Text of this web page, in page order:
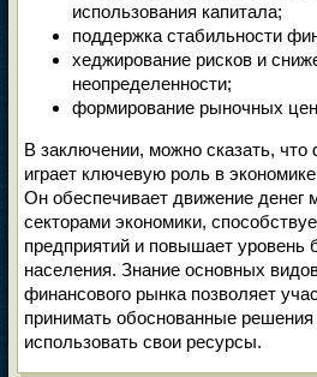
использования капитала;
поддержка стабильности
хеджирование рисков и
неопределенности;
формирование рыночных
В заключении, можно сказать,
играет ключевую роль в
Он обеспечивает движение денег
секторами экономики,
предприятий и повышает уровень
населения. Знание основных
финансового рынка позволяет
принимать обоснованные
использовать свои ресурсы.